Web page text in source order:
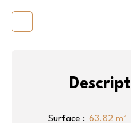
Surface : 63.82 m²